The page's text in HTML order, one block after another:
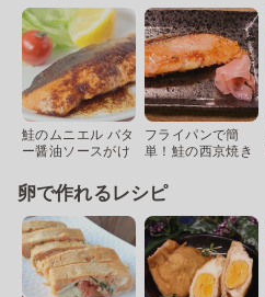
鮭のムニエル バタ
ー醤油ソースがけ
フライパンで簡
単！鮭の西京焼き
卵で作れるレシピ